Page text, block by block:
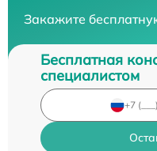
Закажите
Бесплатная
специалистом